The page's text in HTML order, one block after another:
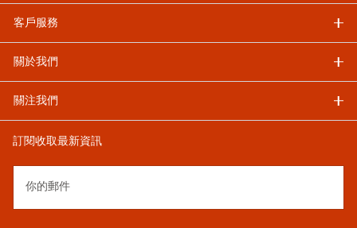
客戶服務
關於我們
關注我們
訂閱收取最新資訊
你的郵件